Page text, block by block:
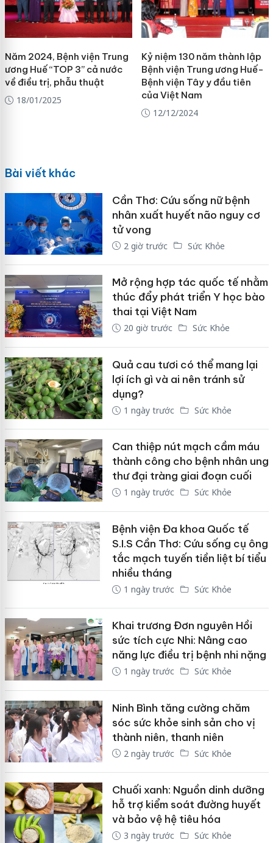
Năm 2024, Bệnh viện Trung
ương Huế “TOP 3” cả nước
về điều trị, phẫu thuật
18/01/2025
Kỷ niệm 130 năm thành lập
Bệnh viện Trung ương Huế-
Bệnh viện Tây y đầu tiên
của Việt Nam
12/12/2024
Bài viết khác
Cần Thơ: Cứu sống nữ bệnh
nhân xuất huyết não nguy cơ
tử vong
2 giờ trước Sức Khỏe
Mở rộng hợp tác quốc tế nhằm
thúc đẩy phát triển Y học bào
thai tại Việt Nam
20 giờ trước Sức Khỏe
Quả cau tươi có thể mang lại
lợi ích gì và ai nên tránh sử
dụng?
1 ngày trước Sức Khỏe
Can thiệp nút mạch cầm máu
thành công cho bệnh nhân ung
thư đại tràng giai đoạn cuối
1 ngày trước Sức Khỏe
Bệnh viện Đa khoa Quốc tế
S.I.S Cần Thơ: Cứu sống cụ ông
tắc mạch tuyến tiền liệt bí tiểu
nhiều tháng
1 ngày trước Sức Khỏe
Khai trương Đơn nguyên Hồi
sức tích cực Nhi: Nâng cao
năng lực điều trị bệnh nhi nặng
1 ngày trước Sức Khỏe
Ninh Bình tăng cường chăm
sóc sức khỏe sinh sản cho vị
thành niên, thanh niên
2 ngày trước Sức Khỏe
Chuối xanh: Nguồn dinh dưỡng
hỗ trợ kiểm soát đường huyết
và bảo vệ hệ tiêu hóa
3 ngày trước Sức Khỏe